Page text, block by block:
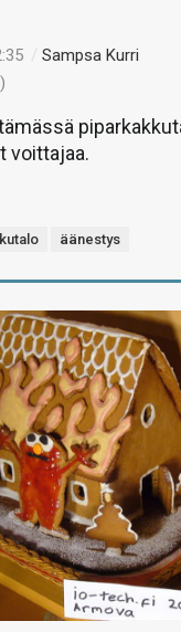
/Sampsa Kurri
voittajaa.
äänestys